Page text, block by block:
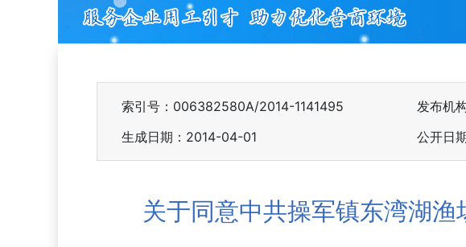
索引号：006382580A/2014-1141495 发布机
生成日期：2014-04-01
公开日
关于同意中共操军镇东湾湖